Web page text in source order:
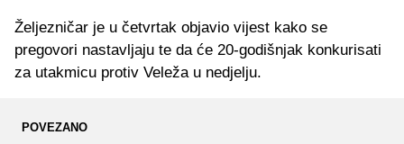
Željezničar je u četvrtak objavio vijest kako se
pregovori nastavljaju te da će 20-godišnjak konkurisati
za utakmicu protiv Veleža u nedjelju.
POVEZANO